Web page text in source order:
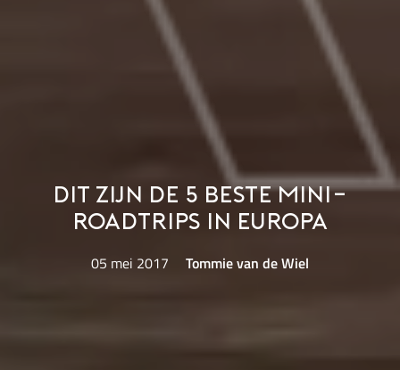
Dit zijn de 5 beste mini-
roadtrips in Europa
05 mei 2017 Tommie van de Wiel